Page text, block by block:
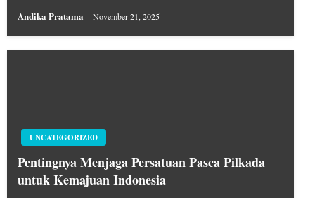
Andika Pratama November 21, 2025
UNCATEGORIZED
Pentingnya Menjaga Persatuan Pasca Pilkada
untuk Kemajuan Indonesia